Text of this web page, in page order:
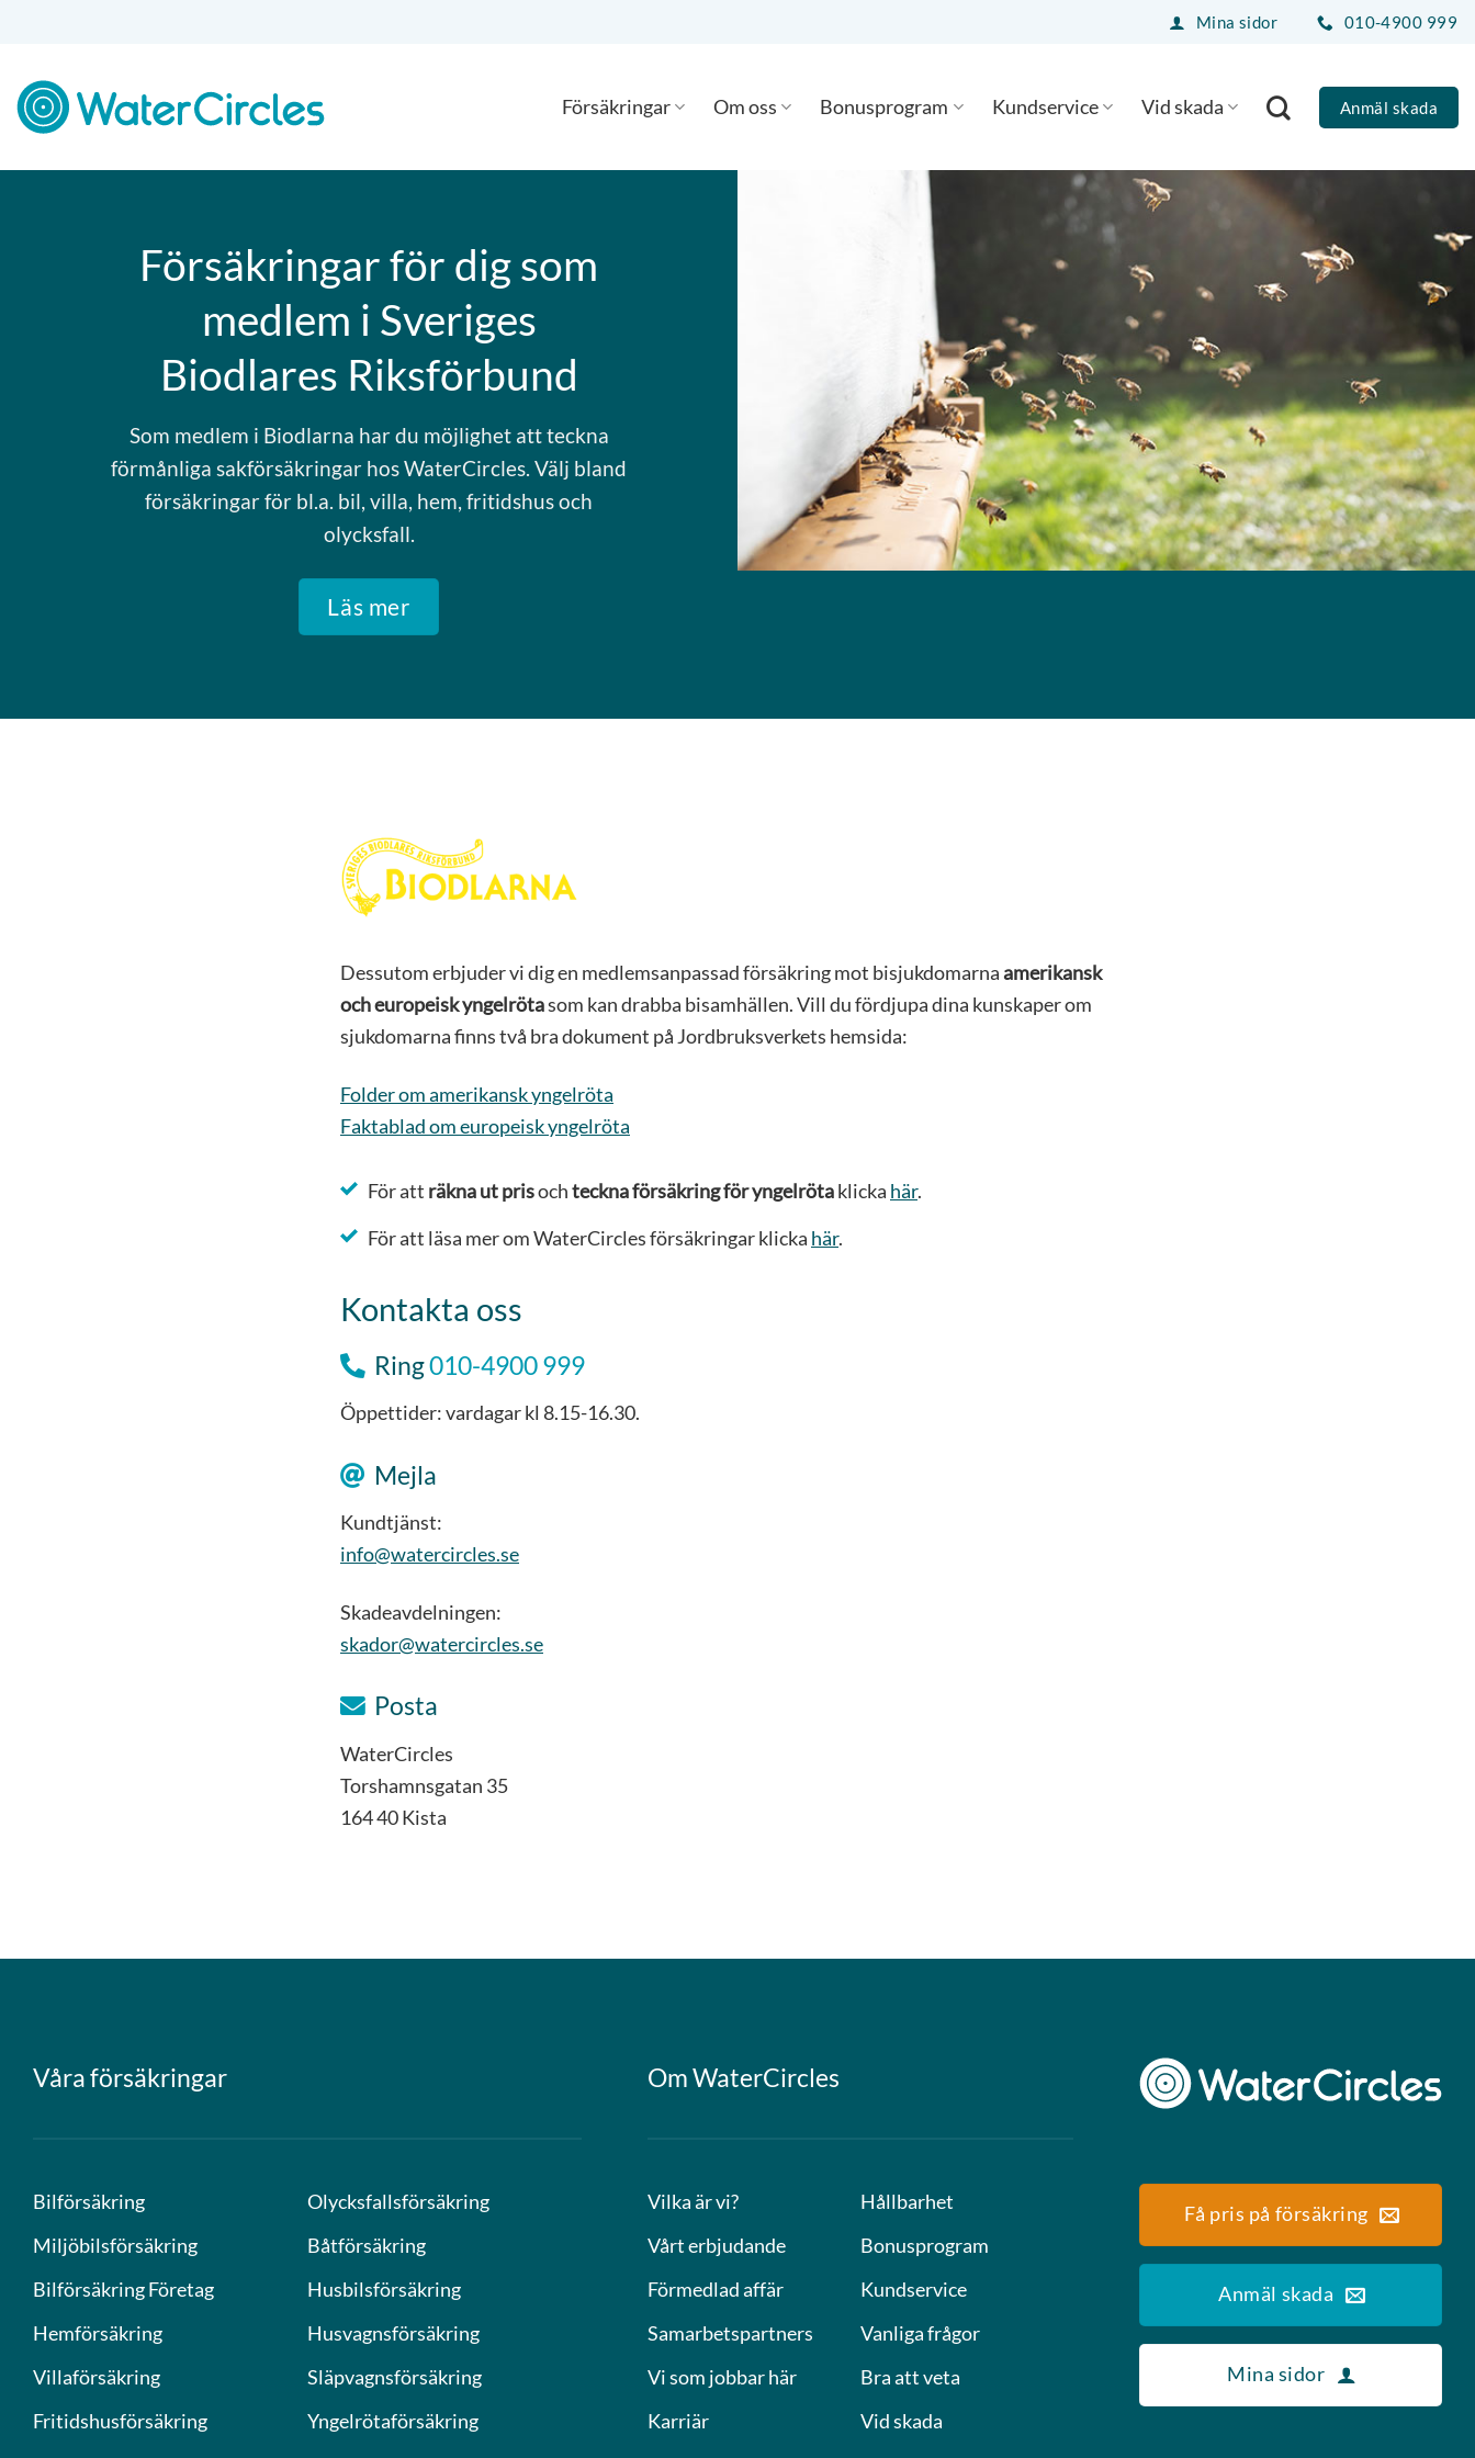
content
Mina sidor 010-4900 999
Försäkringar Om oss Bonusprogram Kundservice Vid skada Anmäl skada
Försäkringar för dig som
medlem i Sveriges
Biodlares Riksförbund
Som medlem i Biodlarna har du möjlighet att teckna
förmånliga sakförsäkringar hos WaterCircles. Välj bland
försäkringar för bl.a. bil, villa, hem, fritidshus och
olycksfall.
Läs mer
Dessutom erbjuder vi dig en medlemsanpassad försäkring mot bisjukdomarnaamerikansk
och europeisk yngelrötasom kan drabba bisamhällen. Vill du fördjupa dina kunskaper om
sjukdomarna finns två bra dokument på Jordbruksverkets hemsida:
Folder om amerikansk yngelröta
Faktablad om europeisk yngelröta
För att räkna ut prisochteckna försäkringför yngelrötaklicka här.
För att läsa mer om WaterCircles försäkringar klicka här.
Kontakta oss
Ring010-4900 999
Öppettider: vardagar kl 8.15-16.30.
Mejla
Kundtjänst:
info@watercircles.se
Skadeavdelningen:
skador@watercircles.se
Posta
WaterCircles
Torshamnsgatan 35
164 40 Kista
Våra försäkringar
Bilförsäkring
Miljöbilsförsäkring
Bilförsäkring Företag
Hemförsäkring
Villaförsäkring
Fritidshusförsäkring
Olycksfallsförsäkring
Båtförsäkring
Husbilsförsäkring
Husvagnsförsäkring
Släpvagnsförsäkring
Yngelrötaförsäkring
Om WaterCircles
Vilka är vi?
Vårt erbjudande
Förmedlad affär
Samarbetspartners
Vi som jobbar här
Karriär
Hållbarhet
Bonusprogram
Kundservice
Vanliga frågor
Bra att veta
Vid skada
Få pris på försäkring
Anmäl skada
Mina sidor